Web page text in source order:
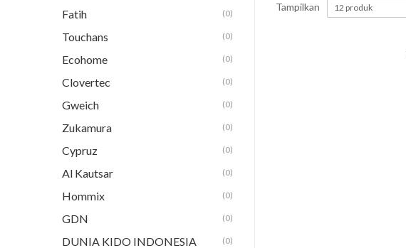
Fatih (0)
Touchans (0)
Ecohome (0)
Clovertec (0)
Gweich (0)
Zukamura (0)
Cypruz (0)
Al Kautsar (0)
Hommix (0)
GDN (0)
DUNIA KIDO INDONESIA (0)
Tampilkan